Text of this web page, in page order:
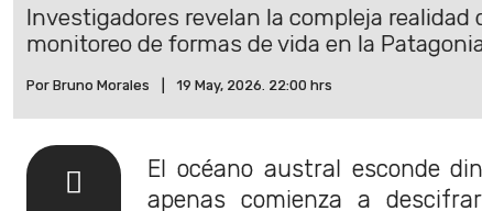
Investigadores revelan la compleja realidad
monitoreo de formas de vida en la
Por Bruno Morales 19 May, 2026. 22:00 hrs
El océano austral esconde
apenas comienza a